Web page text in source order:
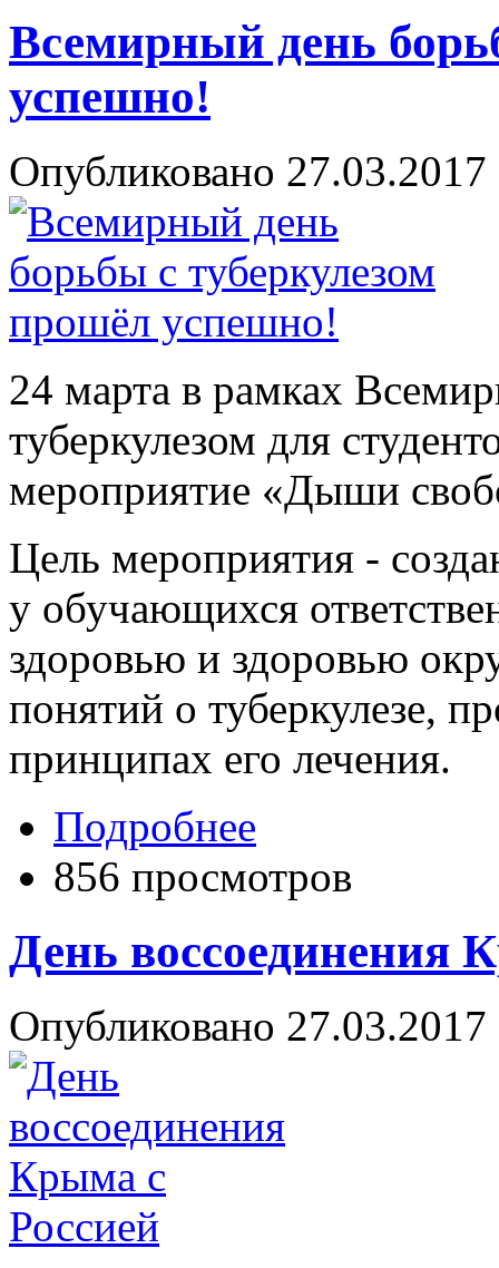
Всемирный день
успешно!
Опубликовано
24 марта в рамках
туберкулезом для
мероприятие «Дыши
Цель мероприятия -
у обучающихся
здоровью и здоровью
понятий о туберкулезе,
принципах его лечения.
Подробнее
856 просмотров
День воссоединения
Опубликовано